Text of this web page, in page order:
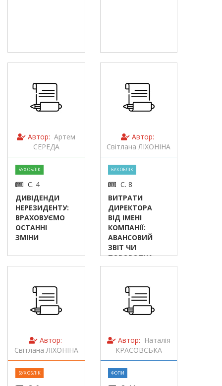
Автор: Артем
СЕРЕДА
БУХ.ОБЛІК
С. 4
ДИВІДЕНДИ
НЕРЕЗИДЕНТУ:
ВРАХОВУЄМО
ОСТАННІ
ЗМІНИ
Автор:
Світлана ЛІХОНІНА
БУХ.ОБЛІК
С. 8
ВИТРАТИ
ДИРЕКТОРА
ВІД ІМЕНІ
КОМПАНІЇ:
АВАНСОВИЙ
ЗВІТ ЧИ
ПОВОРОТНА
ДОПОМОГА?
Автор:
Світлана ЛІХОНІНА
БУХ.ОБЛІК
Автор: Наталія
КРАСОВСЬКА
ФОПИ